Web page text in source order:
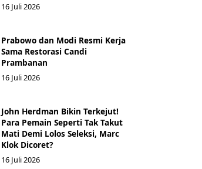
16 Juli 2026
Prabowo dan Modi Resmi Kerja
Sama Restorasi Candi
Prambanan
16 Juli 2026
John Herdman Bikin Terkejut!
Para Pemain Seperti Tak Takut
Mati Demi Lolos Seleksi, Marc
Klok Dicoret?
16 Juli 2026